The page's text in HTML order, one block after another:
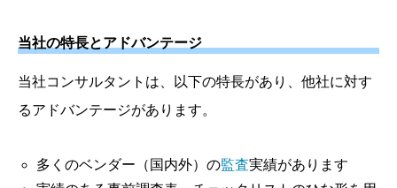
当社の特長とアドバンテージ
当社コンサルタントは、以下の特長があり、他社に対す
るアドバンテージがあります。
多くのベンダー（国内外）の監査実績があります